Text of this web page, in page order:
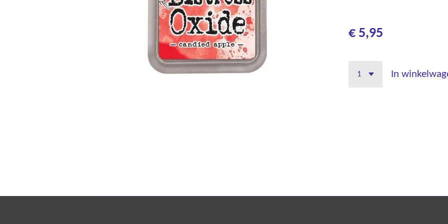
€ 5,95
In